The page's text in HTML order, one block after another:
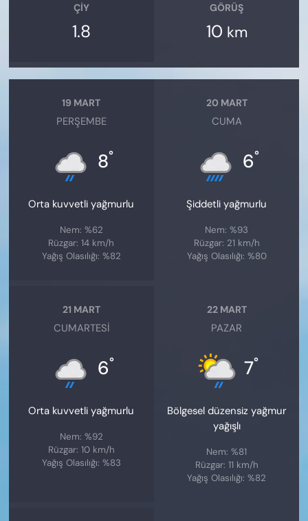
ÇIY
1.8
GÖRÜŞ
10 km
19 MART
PERŞEMBE
8°
Orta kuvvetli yağmurlu
Nem: %62
Rüzgar: 14 km/h
Yağış Olasılığı: %82
20 MART
CUMA
6°
Şiddetli yağmurlu
Nem: %93
Rüzgar: 21 km/h
Yağış Olasılığı: %80
21 MART
CUMARTESI
6°
Orta kuvvetli yağmurlu
Nem: %92
Rüzgar: 10 km/h
Yağış Olasılığı: %83
22 MART
PAZAR
7°
Bölgesel düzensiz yağmur
yağışlı
Nem: %81
Rüzgar: 11 km/h
Yağış Olasılığı: %82